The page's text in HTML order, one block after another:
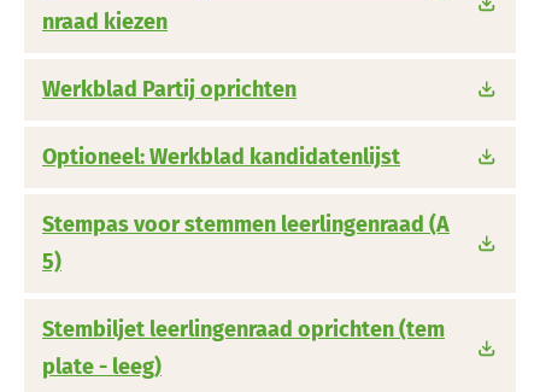
nraad kiezen
Werkblad Partij oprichten
Optioneel: Werkblad kandidatenlijst
Stempas voor stemmen leerlingenraad (A
5)
Stembiljet leerlingenraad oprichten (tem
plate - leeg)